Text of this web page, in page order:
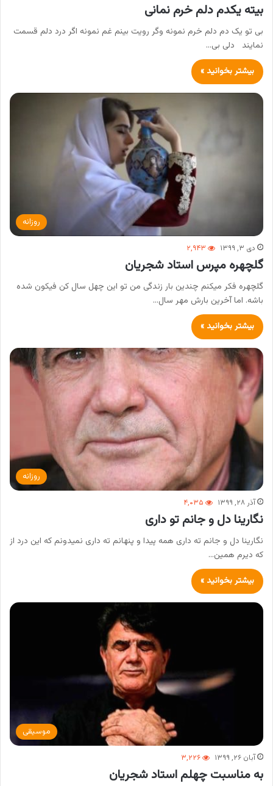
بیته یکدم دلم خرم نمانی
بی تو یک دم دلم خرم نمونه وگر رویت بینم غم نمونه اگر درد دلم قسمت
نمایند دلی بی…
بیشتر بخوانید »
روزانه
دی ۳, ۱۳۹۹ ۲,۹۴۳
گلچهره مپرس استاد شجریان
گلچهره فکر میکنم چندین بار زندگی من تو این چهل سال کن فیکون شده
باشه. اما آخرین بارش مهر سال…
بیشتر بخوانید »
روزانه
آذر ۲۸, ۱۳۹۹ ۴,۰۳۵
نگارینا دل و جانم تو داری
نگارینا دل و جانم ته داری همه پیدا و پنهانم ته داری نمیدونم که این درد از
که دیرم همین…
بیشتر بخوانید »
موسیقی
آبان ۲۶, ۱۳۹۹ ۳,۲۲۶
به مناسبت چهلم استاد شجریان